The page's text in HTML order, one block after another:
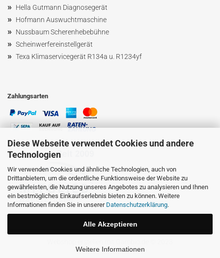
Diese Webseite verwendet Cookies und andere
Technologien
Wir verwenden Cookies und ähnliche Technologien, auch von
Drittanbietern, um die ordentliche Funktionsweise der Website zu
gewährleisten, die Nutzung unseres Angebotes zu analysieren und Ihnen
ein bestmögliches Einkaufserlebnis bieten zu können. Weitere
Informationen finden Sie in unserer Datenschutzerklärung.
Alle Akzeptieren
Weitere Informationen
» Hella Gutmann Diagnosegerät
» Hofmann Auswuchtmaschine
» NussbaumScherenhebebühne
» Scheinwerfereinstellgerät
» Texa Klimaservicegerät R134a u. R1234yf
Zahlungsarten